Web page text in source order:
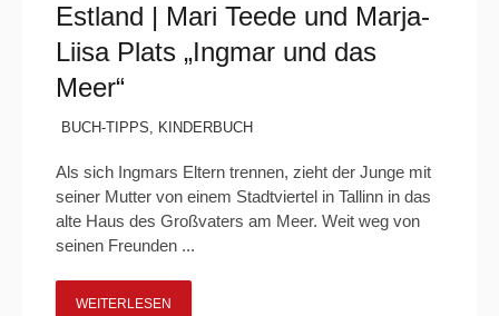
Estland | Mari Teede und Marja-
Liisa Plats „Ingmar und das
Meer“
BUCH-TIPPS, KINDERBUCH
Als sich Ingmars Eltern trennen, zieht der Junge mit
seiner Mutter von einem Stadtviertel in Tallinn in das
alte Haus des Großvaters am Meer. Weit weg von
seinen Freunden ...
WEITERLESEN